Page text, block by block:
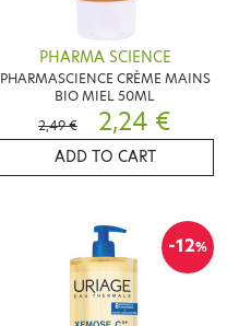
PHARMA SCIENCE
PHARMASCIENCE CRÈME MAINS
BIO MIEL 50ML
2,49 €
2,24 €
ADD TO CART
-12%